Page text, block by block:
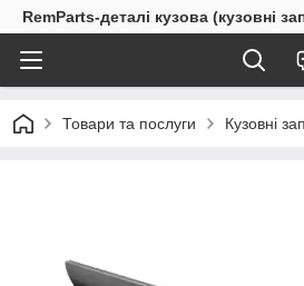
RemParts-деталі кузова (кузовні
Товари та послуги Кузовні